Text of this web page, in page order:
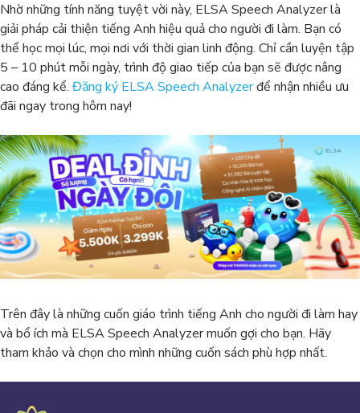
Nhờ những tính năng tuyệt vời này, ELSA Speech Analyzer là
giải pháp cải thiện tiếng Anh hiệu quả cho người đi làm. Bạn có
thể học mọi lúc, mọi nơi với thời gian linh động. Chỉ cần luyện tập
5 – 10 phút mỗi ngày, trình độ giao tiếp của bạn sẽ được nâng
cao đáng kể. Đăng ký ELSA Speech Analyzerđể nhận nhiều ưu
đãi ngay trong hôm nay!
Trên đây là những cuốn giáo trình tiếng Anh cho người đi làm hay
và bổ ích mà ELSA Speech Analyzer muốn gợi cho bạn. Hãy
tham khảo và chọn cho mình những cuốn sách phù hợp nhất.